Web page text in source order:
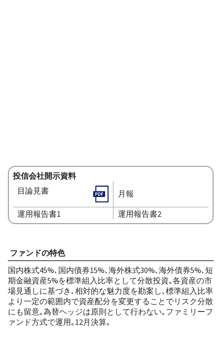
投信会社開示資料
目論見書
月報
運用報告書1 運用報告書2
ファンドの特色
国内株式45%､国内債券15%､海外株式30%､海外債券5%､短
期金融資産5%を標準組入比率として分散投資｡各資産の市
場見通しに基づき､相対的な魅力度を勘案し､標準組入比率
より一定の範囲内で資産配分を変更することでリスク分散
にも留意｡為替ヘッジは原則として行わない｡ファミリーフ
ァンド方式で運用｡12月決算｡